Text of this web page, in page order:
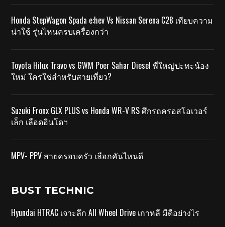
Honda StepWagon Spada e:hev Vs Nissan Serena C28 เทียบความ
น่าใช้ รุ่นไหนครบเครื่องกว่า
Toyota Hilux Travo vs GWM Poer Sahar Diesel พี่ใหญ่ปะทะน้อง
ใหม่ ใครใช่สำหรับสายเที่ยว?
Suzuki Fronx GLX PLUS vs Honda WR-V RS ศึกรถครอสโอเวอร์
เล็ก เลือดอินโดฯ
MPV- PPV สายครอบครัว เลือกคันไหนดี
BUST TECHNIC
Hyundai HTRAC เจาะลึก All Wheel Drive เกาหลี มีดีอย่างไร